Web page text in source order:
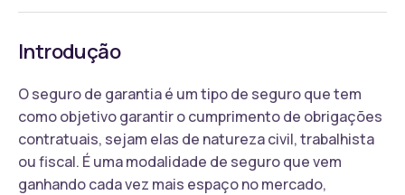
Introdução
O seguro de garantia é um tipo de seguro que tem
como objetivo garantir o cumprimento de obrigações
contratuais, sejam elas de natureza civil, trabalhista
ou fiscal. É uma modalidade de seguro que vem
ganhando cada vez mais espaço no mercado,